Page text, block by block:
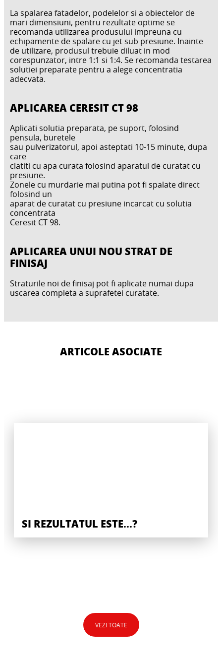
La spalarea fatadelor, podelelor si a obiectelor de
mari dimensiuni, pentru rezultate optime se
recomanda utilizarea produsului impreuna cu
echipamente de spalare cu jet sub presiune. Inainte
de utilizare, produsul trebuie diluat in mod
corespunzator, intre 1:1 si 1:4. Se recomanda testarea
solutiei preparate pentru a alege concentratia
adecvata.
APLICAREA CERESIT CT 98
Aplicati solutia preparata, pe suport, folosind
pensula, buretele
sau pulverizatorul, apoi asteptati 10-15 minute, dupa
care
clatiti cu apa curata folosind aparatul de curatat cu
presiune.
Zonele cu murdarie mai putina pot fi spalate direct
folosind un
aparat de curatat cu presiune incarcat cu solutia
concentrata
Ceresit CT 98.
APLICAREA UNUI NOU STRAT DE
FINISAJ
Straturile noi de finisaj pot fi aplicate numai dupa
uscarea completa a suprafetei curatate.
ARTICOLE ASOCIATE
SI REZULTATUL ESTE...?
VEZI TOATE